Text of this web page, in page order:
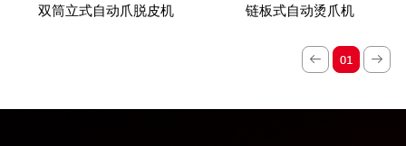
双筒立式自动爪脱皮机 链板式自动烫爪机
01